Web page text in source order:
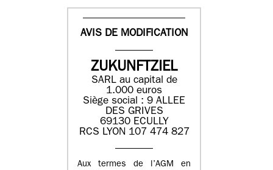
AVIS DE MODIFICATION
ZUKUNFTZIEL
SARL au capital de
1.000 euros
Siège social : 9 ALLEE
DES GRIVES
69130 ECULLY
RCS LYON 107 474 827
Aux termes de l’AGM en